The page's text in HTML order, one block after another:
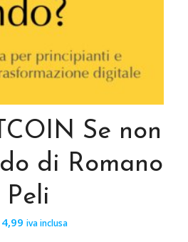
Se non
di Romano
Peli
iva inclusa